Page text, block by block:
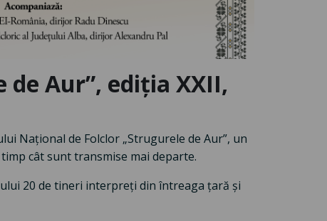
Aur”, ediția XXII,
Național de Folclor „Strugurele de Aur”, un
cât sunt transmise mai departe.
20 de tineri interpreți din întreaga țară și